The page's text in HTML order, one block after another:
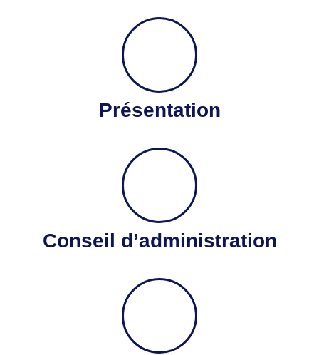
Présentation
Conseil d’administration